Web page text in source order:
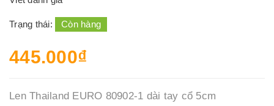
Trạng thái: Còn hàng
445.000₫
Len Thailand EURO 80902-1 dài tay cổ 5cm